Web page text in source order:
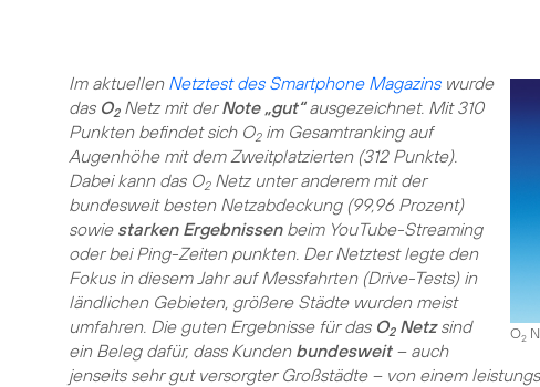
O2
Im aktuellen Netztest des Smartphone Magazinswurde
das O2Netz mit derNote „gut“ausgezeichnet. Mit 310
Punkten befindet sich O2im Gesamtranking auf
Augenhöhe mit dem Zweitplatzierten (312 Punkte).
Dabei kann das O2Netz unter anderem mit der
bundesweit besten Netzabdeckung (99,96 Prozent)
sowie starken Ergebnissenbeim YouTube-Streaming
oder bei Ping-Zeiten punkten. Der Netztest legte den
Fokus in diesem Jahr auf Messfahrten (Drive-Tests) in
ländlichen Gebieten, größere Städte wurden meist
umfahren. Die guten Ergebnisse für das O2Netzsind
ein Beleg dafür, dass Kunden bundesweit– auch
jenseits sehr gut versorgter Großstädte – von einem